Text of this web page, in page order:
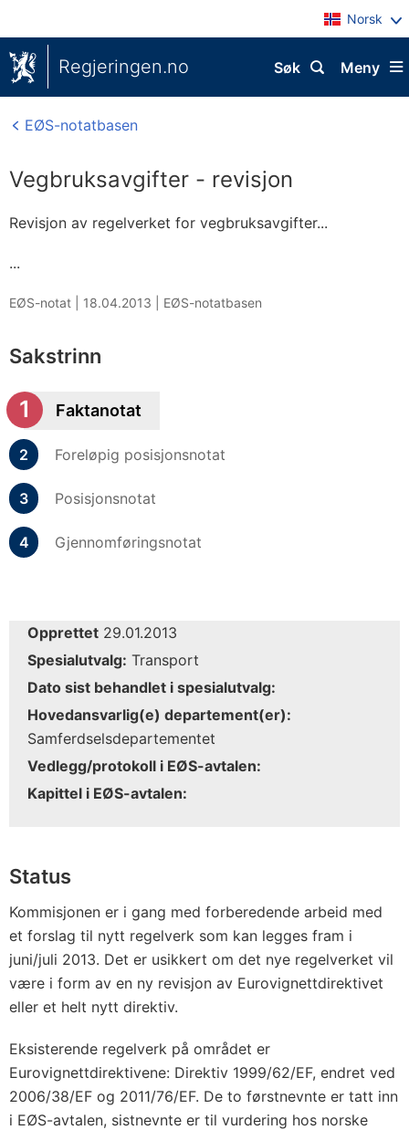
Norsk
Regjeringen.no Meny
Søk
EØS-notatbasen
Vegbruksavgifter - revisjon
Revisjon av regelverket for vegbruksavgifter...
...
EØS-notat | 18.04.2013 EØS-notatbasen
Sakstrinn
Faktanotat
Foreløpig posisjonsnotat
Posisjonsnotat
Gjennomføringsnotat
Opprettet 29.01.2013
Spesialutvalg: Transport
Dato sist behandlet i spesialutvalg:
Hovedansvarlig(e) departement(er):
Samferdselsdepartementet
Vedlegg/protokoll i EØS-avtalen:
Kapittel i EØS-avtalen:
Status
Kommisjonen er i gang med forberedende arbeid med
et forslag til nytt regelverk som kan legges fram i
juni/juli 2013. Det er usikkert om det nye regelverket vil
være i form av en ny revisjon av Eurovignettdirektivet
eller et helt nytt direktiv.
Eksisterende regelverk på området er
Eurovignettdirektivene: Direktiv 1999/62/EF, endret ved
2006/38/EF og 2011/76/EF. De to førstnevnte er tatt inn
i EØS-avtalen, sistnevnte er til vurdering hos norske